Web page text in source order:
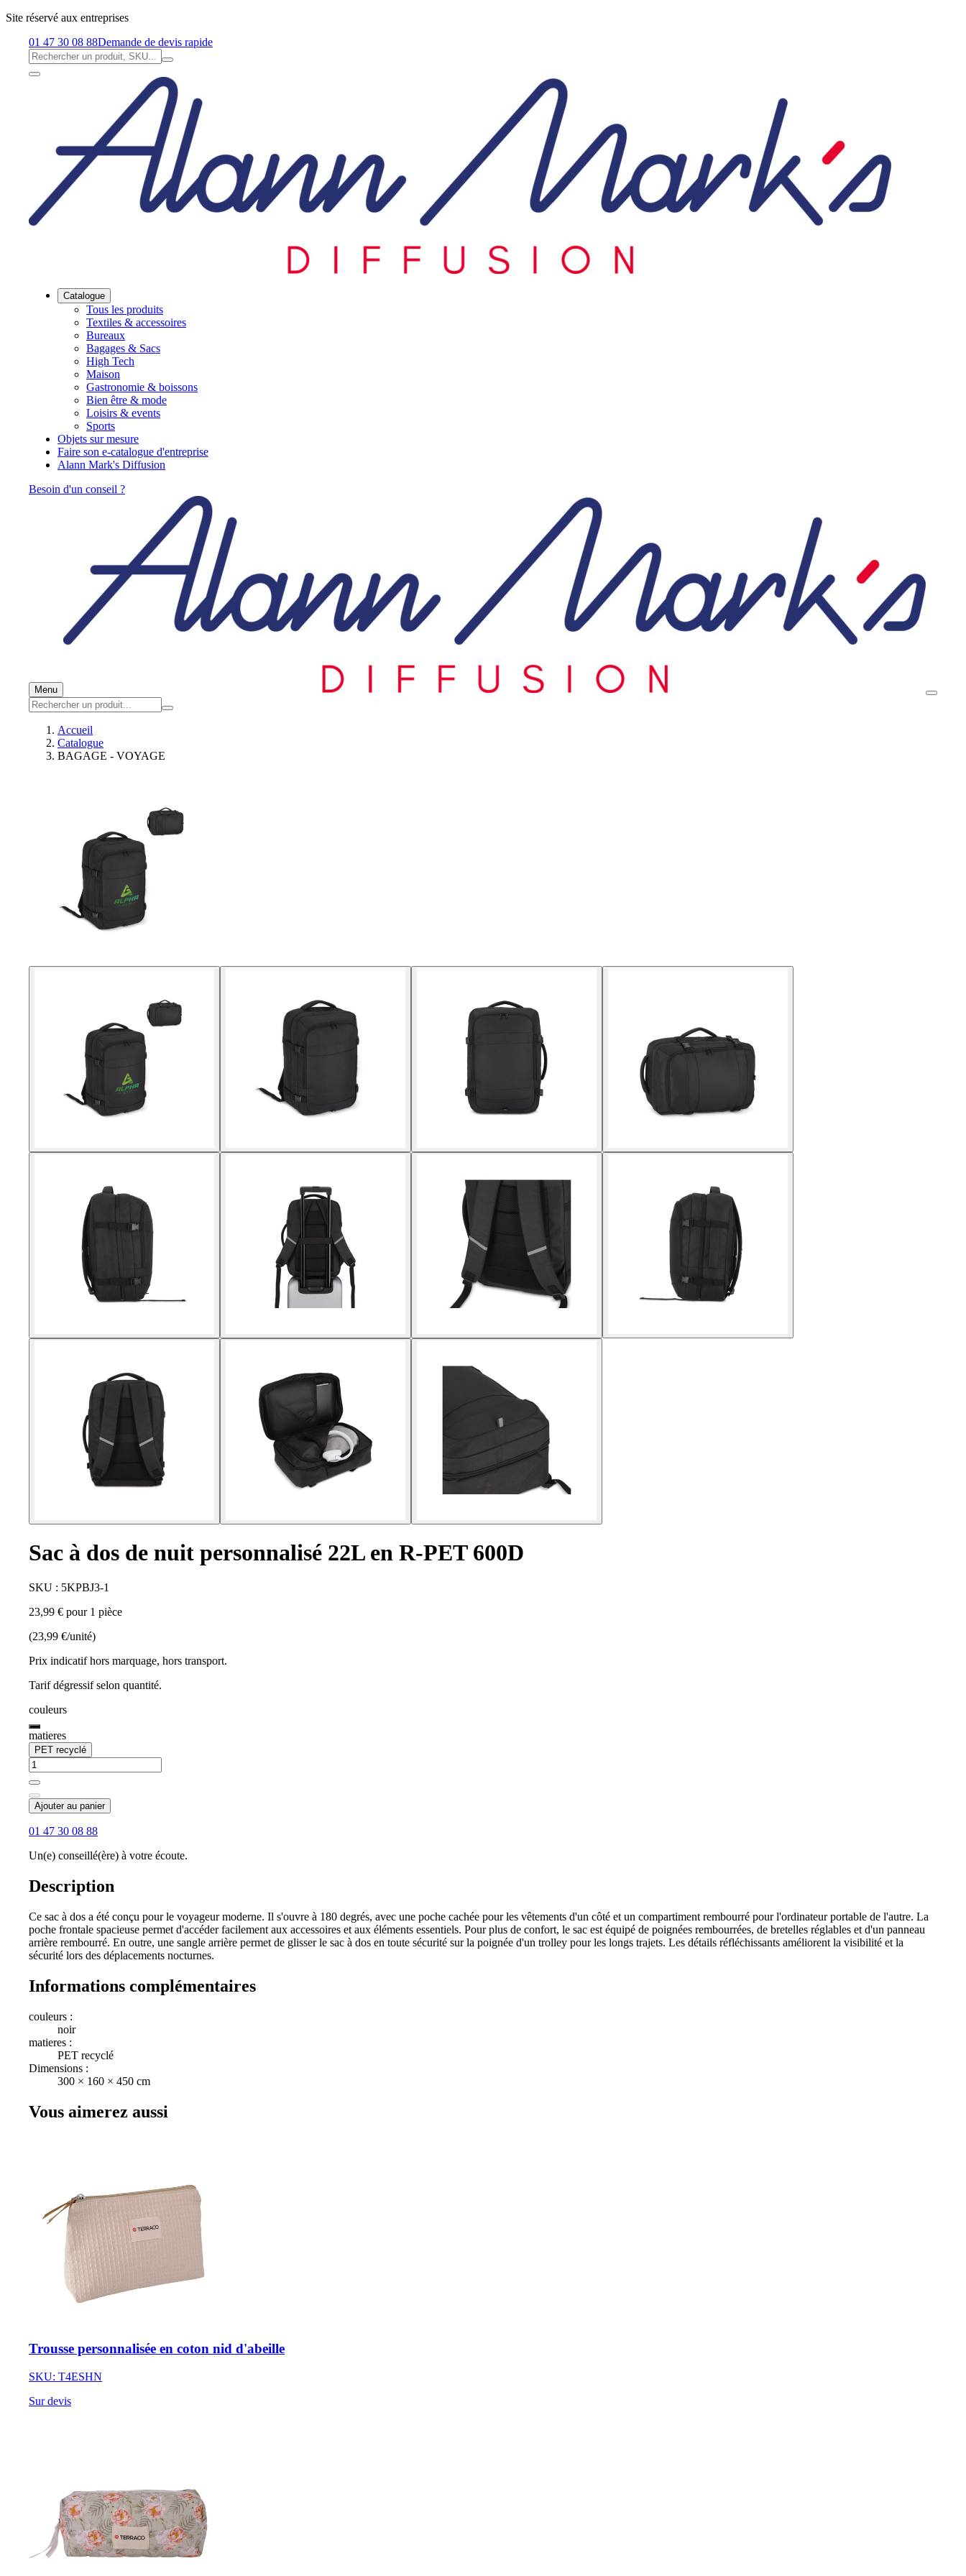
Site réservé aux entreprises
01 47 30 08 88Demande de devis rapide
Catalogue
Tous les produits
Textiles & accessoires
Bureaux
Bagages & Sacs
High Tech
Maison
Gastronomie & boissons
Bien être & mode
Loisirs & events
Sports
Objets sur mesure
Faire son e-catalogue d'entreprise
Alann Mark's Diffusion
Besoin d'un conseil ?
Menu
Accueil
Catalogue
BAGAGE - VOYAGE
Sac à dos de nuit personnalisé 22L en R-PET 600D
SKU : 5KPBJ3-1
23,99 € pour 1 pièce
(23,99 €/unité)
Prix indicatif hors marquage, hors transport.
Tarif dégressif selon quantité.
couleurs
matieres
PET recyclé
Ajouter au panier
01 47 30 08 88
Un(e) conseillé(ère) à votre écoute.
Description
Ce sac à dos a été conçu pour le voyageur moderne. Il s'ouvre à 180 degrés, avec une poche cachée pour les vêtements d'un côté et un compartiment rembourré pour l'ordinateur portable de l'autre. La
poche frontale spacieuse permet d'accéder facilement aux accessoires et aux éléments essentiels. Pour plus de confort, le sac est équipé de poignées rembourrées, de bretelles réglables et d'un panneau
arrière rembourré. En outre, une sangle arrière permet de glisser le sac à dos en toute sécurité sur la poignée d'un trolley pour les longs trajets. Les détails réfléchissants améliorent la visibilité et la
sécurité lors des déplacements nocturnes.
Informations complémentaires
couleurs :
noir
matieres :
PET recyclé
Dimensions :
300 × 160 × 450 cm
Vous aimerez aussi
Trousse personnalisée en coton nid d'abeille
SKU: T4ESHN
Sur devis